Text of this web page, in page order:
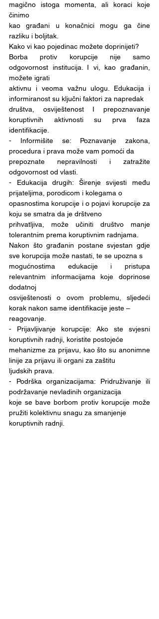
magično istoga momenta, ali koraci koje
činimo
kao građani u konačnici mogu ga čine
razliku i boljitak.
Kako vi kao pojedinac možete doprinijeti?
Borba protiv korupcije nije samo
odgovornost institucija. I vi, kao građanin,
možete igrati
aktivnu i veoma važnu ulogu. Edukacija i
informiranost su ključni faktori za napredak
društva, osviještenost I prepoznavanje
koruptivnih aktivnosti su prva faza
identifikacije.
- Informišite se: Poznavanje zakona,
procedura i prava može vam pomoći da
prepoznate nepravilnosti i zatražite
odgovornost od vlasti.
- Edukacija drugih: Širenje svijesti među
prijateljima, porodicom i kolegama o
opasnostima korupcije i o pojavi korupcije za
koju se smatra da je drštveno
prihvatljiva, može učiniti društvo manje
tolerantnim prema koruptivnim radnjama.
Nakon što građanin postane svjestan gdje
sve korupcija može nastati, te se upozna s
mogućnostima edukacije i pristupa
relevantnim informacijama koje doprinose
dodatnoj
osviještenosti o ovom problemu, sljedeći
korak nakon same identifikacije jeste –
reagovanje.
- Prijavljivanje korupcije: Ako ste svjesni
koruptivnih radnji, koristite postojeće
mehanizme za prijavu, kao što su anonimne
linije za prijavu ili organi za zaštitu
ljudskih prava.
- Podrška organizacijama: Pridruživanje ili
podržavanje nevladinih organizacija
koje se bave borbom protiv korupcije može
pružiti kolektivnu snagu za smanjenje
koruptivnih radnji.